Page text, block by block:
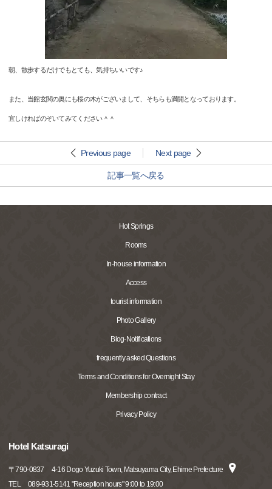
朝、散歩するだけでもとても、気持ちいいです♪
また、当館玄関の奥にも桜の木がございまして、そちらも満開となっております。
宜しければのぞいてみてください＾＾
Previous page Next page
記事一覧へ戻る
Hot Springs
Rooms
In-house information
Access
tourist information
Photo Gallery
Blog·Notifications
frequently asked Questions
Terms and Conditions for Overnight Stay
Membership contract
Privacy Policy
Hotel Katsuragi
〒790-0837
4-16 Dogo Yuzuki Town, Matsuyama City, Ehime Prefecture
TEL
089-931-5141 "Reception hours" 9:00 to 19:00